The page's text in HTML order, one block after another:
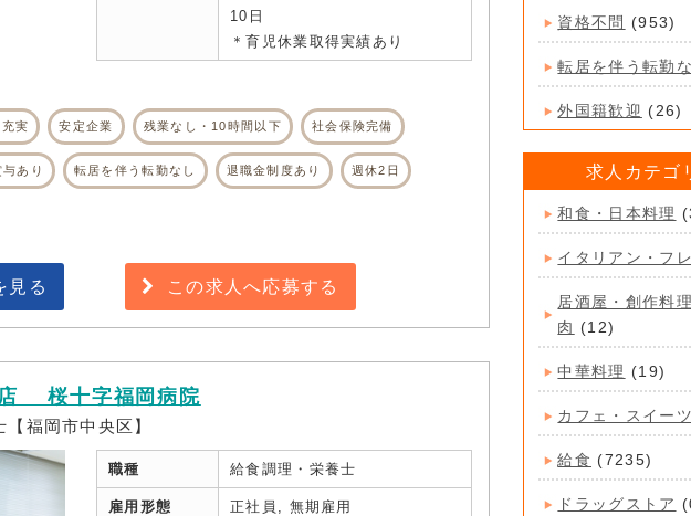
10日
＊育児休業取得実績あり
実 安定企業 残業なし・10時間以下 社会保険完備
与あり 転居を伴う転勤なし 退職金制度あり 週休2日
見る この求人へ応募する
桜十字福岡病院
福岡市中央区】
職種 給食調理・栄養士
雇用形態 正社員, 無期雇用
資格不問 (953)
転居を伴う転勤
外国籍歓迎 (26)
求人カテゴ
和食・日本料理
イタリアン・フ
居酒屋・創作料
肉 (12)
中華料理 (19)
カフェ・スイーツ
給食 (7235)
ドラッグストア